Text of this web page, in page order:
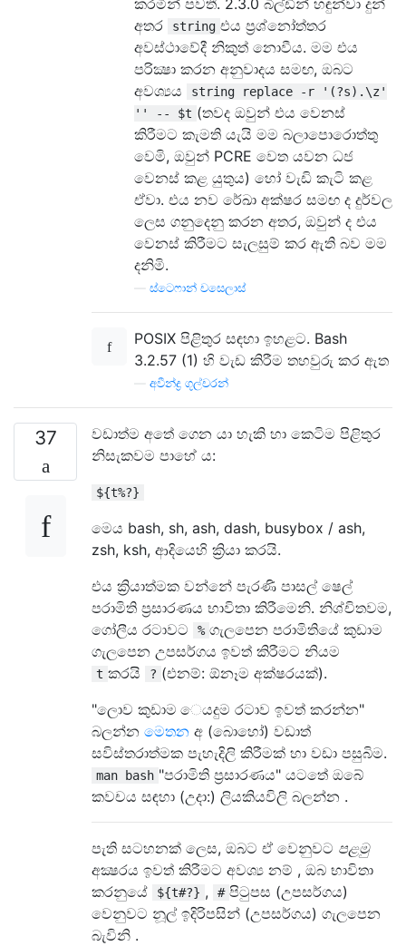
කරමින් පවතී. 2.3.0 බිල්ඩින් හඳුන්වා දුන්
අතර
string එය ප්‍රශ්නෝත්තර
අවස්ථාවේදී නිකුත් නොවීය. මම එය
පරික්‍ෂා කරන අනුවාදය සමඟ, ඔබට
අවශ්‍යය
string replace -r '(?s).\z'
'' -- $t (තවද ඔවුන් එය වෙනස්
කිරීමට කැමති යැයි මම බලාපොරොත්තු
වෙමි, ඔවුන් PCRE වෙත යවන ධජ
වෙනස් කළ යුතුය) හෝ වැඩි කැටි කළ
ඒවා. එය නව රේඛා අක්ෂර සමඟ ද දුර්වල
ලෙස ගනුදෙනු කරන අතර, ඔවුන් ද එය
වෙනස් කිරීමට සැලසුම් කර ඇති බව මම
දනිමි.
ස්ටෙෆාන් චසෙලාස්
POSIX පිළිතුර සඳහා ඉහළට. Bash
3.2.57 (1) හි වැඩ කිරීම තහවුරු කර ඇත
අවීන්ද්‍ර ගූල්චරන්
37
වඩාත්ම අතේ ගෙන යා හැකි හා කෙටිම පිළිතුර
නිසැකවම පාහේ ය:
${t%?}
මෙය bash, sh, ash, dash, busybox / ash,
zsh, ksh, ආදියෙහි ක්‍රියා කරයි.
එය ක්‍රියාත්මක වන්නේ පැරණි පාසල් ෂෙල්
පරාමිති ප්‍රසාරණය භාවිතා කිරීමෙනි. නිශ්චිතවම,
ගෝලීය රටාවට
% ගැලපෙන පරාමිතියේ කුඩාම
ගැලපෙන උපසර්ගය ඉවත් කිරීමට නියම
t කරයි ? (එනම්: ඕනෑම අක්ෂරයක්).
"ලොව කුඩාම ෙයදුම රටාව ඉවත් කරන්න"
බලන්න මෙතන අ (බොහෝ) වඩාත්
සවිස්තරාත්මක පැහැදිලි කිරීමක් හා වඩා පසුබිම.
man bash "පරාමිති ප්‍රසාරණය" යටතේ ඔබේ
කවචය සඳහා (උදා:) ලියකියවිලි බලන්න .
පැති සටහනක් ලෙස, ඔබට ඒ වෙනුවට පළමු
අක්‍ෂරය ඉවත් කිරීමට අවශ්‍ය නම් , ඔබ භාවිතා
කරනුයේ
${t#?} , # පිටුපස (උපසර්ගය)
වෙනුවට නූල් ඉදිරිපසින් (උපසර්ගය) ගැලපෙන
බැවිනි .